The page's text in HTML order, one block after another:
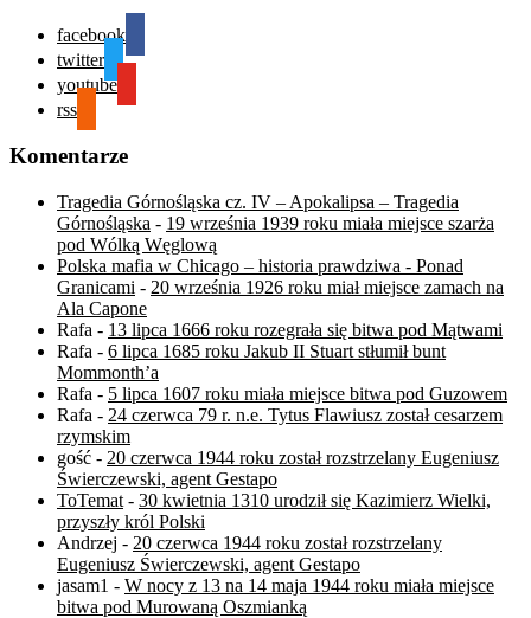
facebook
twitter
youtube
rss
Komentarze
Tragedia Górnośląska cz. IV – Apokalipsa – Tragedia
Górnośląska - 19 września 1939 roku miała miejsce szarża
pod Wólką Węglową
Polska mafia w Chicago – historia prawdziwa - Ponad
Granicami - 20 września 1926 roku miał miejsce zamach na
Ala Capone
Rafa - 13 lipca 1666 roku rozegrała się bitwa pod Mątwami
Rafa - 6 lipca 1685 roku Jakub II Stuart stłumił bunt
Mommonth’a
Rafa - 5 lipca 1607 roku miała miejsce bitwa pod Guzowem
Rafa - 24 czerwca 79 r. n.e. Tytus Flawiusz został cesarzem
rzymskim
gość - 20 czerwca 1944 roku został rozstrzelany Eugeniusz
Świerczewski, agent Gestapo
ToTemat - 30 kwietnia 1310 urodził się Kazimierz Wielki,
przyszły król Polski
Andrzej - 20 czerwca 1944 roku został rozstrzelany
Eugeniusz Świerczewski, agent Gestapo
jasam1 - W nocy z 13 na 14 maja 1944 roku miała miejsce
bitwa pod Murowaną Oszmianką